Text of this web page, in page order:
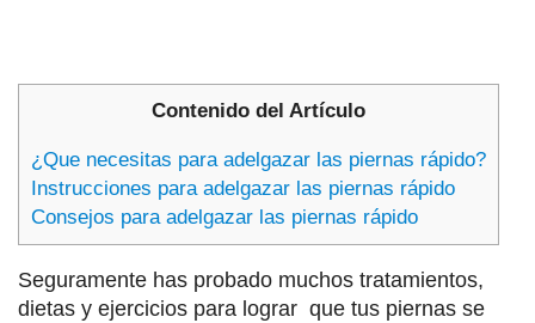
Contenido del Artículo
¿Que necesitas para adelgazar las piernas rápido?
Instrucciones para adelgazar las piernas rápido
Consejos para adelgazar las piernas rápido
Seguramente has probado muchos tratamientos,
dietas y ejercicios para lograr que tus piernas se